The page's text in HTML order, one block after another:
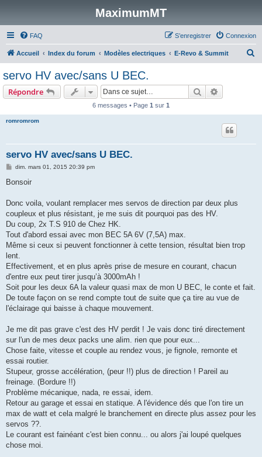
MaximumMT
FAQ Connexion
S’enregistrer
Accueil Index du forum Modèles electriques E-Revo & Summit
servo HV avec/sans U BEC.
Répondre Rechercher
6 messages • Page 1 sur 1
romromrom
servo HV avec/sans U BEC.
M
s
g
dim. mars 01, 2015 20:39 pm
Bonsoir
Donc voila, voulant remplacer mes servos de direction par deux plus
coupleux et plus résistant, je me suis dit pourquoi pas des HV.
Du coup, 2x T.S 910 de Chez HK.
Tout d'abord essai avec mon BEC 5A 6V (7,5A) max.
Même si ceux si peuvent fonctionner à cette tension, résultat bien trop
lent.
Effectivement, et en plus après prise de mesure en courant, chacun
d'entre eux peut tirer jusqu’à 3000mAh !
Soit pour les deux 6A la valeur quasi max de mon U BEC, le conte et fait.
De toute façon on se rend compte tout de suite que ça tire au vue de
l'éclairage qui baisse à chaque mouvement.
Je me dit pas grave c'est des HV perdit ! Je vais donc tiré directement
sur l'un de mes deux packs une alim. rien que pour eux...
Chose faite, vitesse et couple au rendez vous, je fignole, remonte et
essai routier.
Stupeur, grosse accélération, (peur !!) plus de direction ! Pareil au
freinage. (Bordure !!)
Problème mécanique, nada, re essai, idem.
Retour au garage et essai en statique. A l'évidence dés que l'on tire un
max de watt et cela malgré le branchement en directe plus assez pour les
servos ??.
Le courant est fainéant c'est bien connu... ou alors j'ai loupé quelques
chose moi.